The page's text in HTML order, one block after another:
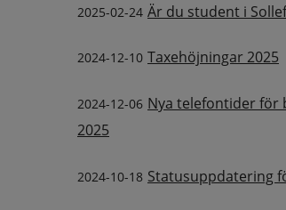
2025-02-24 Är du student i
2024-12-10 Taxehöjningar 2025
2024-12-06 Nya telefontider för
2025
2024-10-18 Statusuppdatering